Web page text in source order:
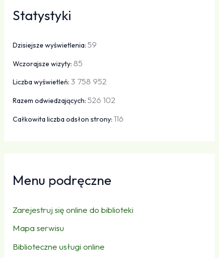
Statystyki
Dzisiejsze wyświetlenia:59
Wczorajsze wizyty: 85
Liczba wyświetleń:3 758 952
Razem odwiedzających:526 102
Całkowita liczba odsłon strony:116
Menu podręczne
Zarejestruj się online do biblioteki
Mapa serwisu
Biblioteczne usługi online